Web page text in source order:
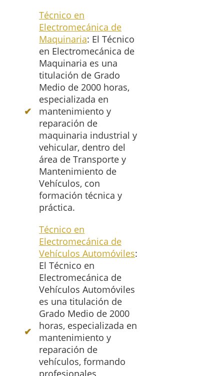
Técnico en
Electromecánica de
Maquinaria: El Técnico
en Electromecánica de
Maquinaria es una
titulación de Grado
Medio de 2000 horas,
especializada en
mantenimiento y
reparación de
maquinaria industrial y
vehicular, dentro del
área de Transporte y
Mantenimiento de
Vehículos, con
formación técnica y
práctica.
Técnico en
Electromecánica de
Vehículos Automóviles:
El Técnico en
Electromecánica de
Vehículos Automóviles
es una titulación de
Grado Medio de 2000
horas, especializada en
mantenimiento y
reparación de
vehículos, formando